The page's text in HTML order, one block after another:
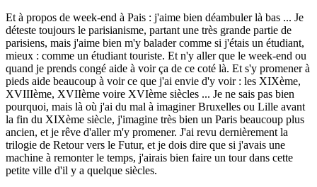
Et à propos de week-end à Pais : j'aime bien déambuler là bas ... Je
déteste toujours le parisianisme, partant une très grande partie de
parisiens, mais j'aime bien m'y balader comme si j'étais un étudiant,
mieux : comme un étudiant touriste. Et n'y aller que le week-end ou
quand je prends congé aide à voir ça de ce coté là. Et s'y promener à
pieds aide beaucoup à voir ce que j'ai envie d'y voir : les XIXème,
XVIIIème, XVIIème voire XVIème siècles ... Je ne sais pas bien
pourquoi, mais là où j'ai du mal à imaginer Bruxelles ou Lille avant
la fin du XIXème siècle, j'imagine très bien un Paris beaucoup plus
ancien, et je rêve d'aller m'y promener. J'ai revu dernièrement la
trilogie de Retour vers le Futur, et je dois dire que si j'avais une
machine à remonter le temps, j'airais bien faire un tour dans cette
petite ville d'il y a quelque siècles.